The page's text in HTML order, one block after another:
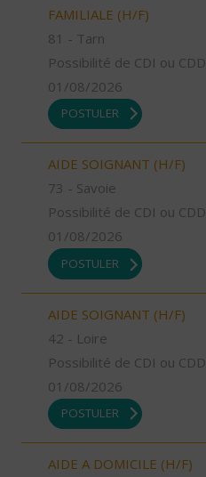
FAMILIALE (H/F)
81 - Tarn
Possibilité de CDI ou CDD
01/08/2026
POSTULER
AIDE SOIGNANT (H/F)
73 - Savoie
Possibilité de CDI ou CDD
01/08/2026
POSTULER
AIDE SOIGNANT (H/F)
42 - Loire
Possibilité de CDI ou CDD
01/08/2026
POSTULER
AIDE A DOMICILE (H/F)